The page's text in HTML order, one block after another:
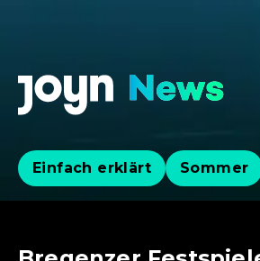
Einfach erklärt Sommer